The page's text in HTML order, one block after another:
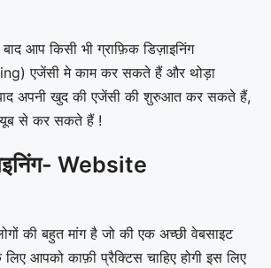
आप किसी भी ग्राफ़िक डिज़ाइनिंग
एजेंसी मे काम कर सकते हैं और थोड़ा
अपनी खुद की एजेंसी की शुरुआत कर सकते हैं,
से कर सकते हैं !
Website
की बहुत मांग है जो की एक अच्छी वेबसाइट
आपको काफ़ी प्रैक्टिस चाहिए होगी इस लिए